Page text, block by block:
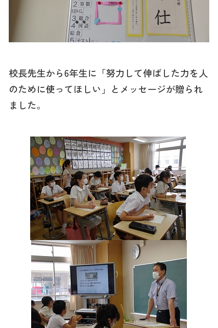
校長先生から6年生に「努力して伸ばした力を人
のために使ってほしい」とメッセージが贈られ
ました。